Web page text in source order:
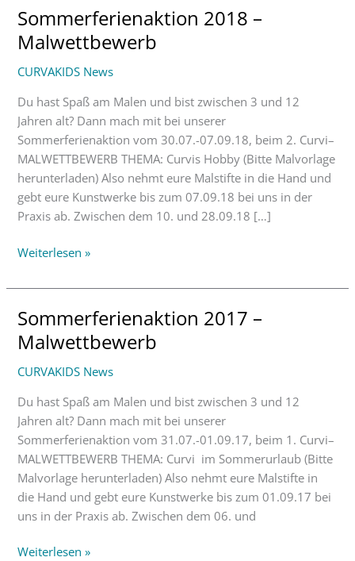
Sommerferienaktion 2018 –
Malwettbewerb
CURVAKIDS News
Du hast Spaß am Malen und bist zwischen 3 und 12
Jahren alt? Dann mach mit bei unserer
Sommerferienaktion vom 30.07.-07.09.18, beim 2. Curvi–
MALWETTBEWERB THEMA: Curvis Hobby (Bitte Malvorlage
herunterladen) Also nehmt eure Malstifte in die Hand und
gebt eure Kunstwerke bis zum 07.09.18 bei uns in der
Praxis ab. Zwischen dem 10. und 28.09.18 […]
Sommerferienaktion
2018
–
Malwettbewerb
Weiterlesen »
Sommerferienaktion 2017 –
Malwettbewerb
CURVAKIDS News
Du hast Spaß am Malen und bist zwischen 3 und 12
Jahren alt? Dann mach mit bei unserer
Sommerferienaktion vom 31.07.-01.09.17, beim 1. Curvi–
MALWETTBEWERB THEMA: Curvi im Sommerurlaub (Bitte
Malvorlage herunterladen) Also nehmt eure Malstifte in
die Hand und gebt eure Kunstwerke bis zum 01.09.17 bei
uns in der Praxis ab. Zwischen dem 06. und
Sommerferienaktion
2017
–
Malwettbewerb
Weiterlesen »